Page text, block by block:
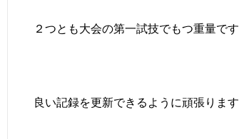
２つとも大会の第一試技でもつ重量です
良い記録を更新できるように頑張ります